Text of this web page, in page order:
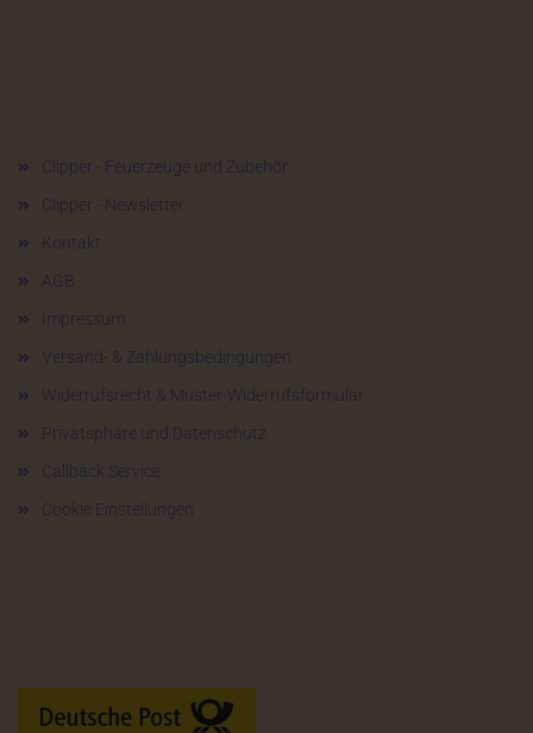
Clipper - Feuerzeuge und Zubehör
Clipper - Newsletter
Kontakt
AGB
Impressum
Versand- & Zahlungsbedingungen
Widerrufsrecht & Muster-Widerrufsformular
Privatsphäre und Datenschutz
Callback Service
Cookie Einstellungen